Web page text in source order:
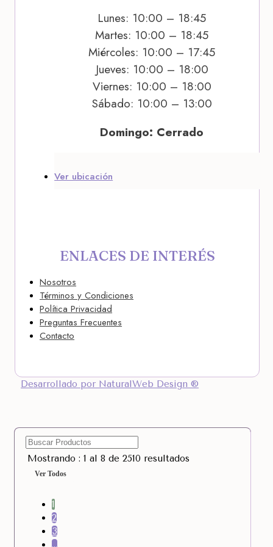
Lunes: 10:00 – 18:45
Martes: 10:00 – 18:45
Miércoles: 10:00 – 17:45
Jueves: 10:00 – 18:00
Viernes: 10:00 – 18:00
Sábado: 10:00 – 13:00
Domingo: Cerrado
Ver ubicación
ENLACES DE INTERÉS
Nosotros
Términos y Condiciones
Política Privacidad
Preguntas Frecuentes
Contacto
Desarrollado por NaturalWeb Design ®
Mostrando : 1 al 8 de 2510 resultados
Ver Todos
1
2
3
…